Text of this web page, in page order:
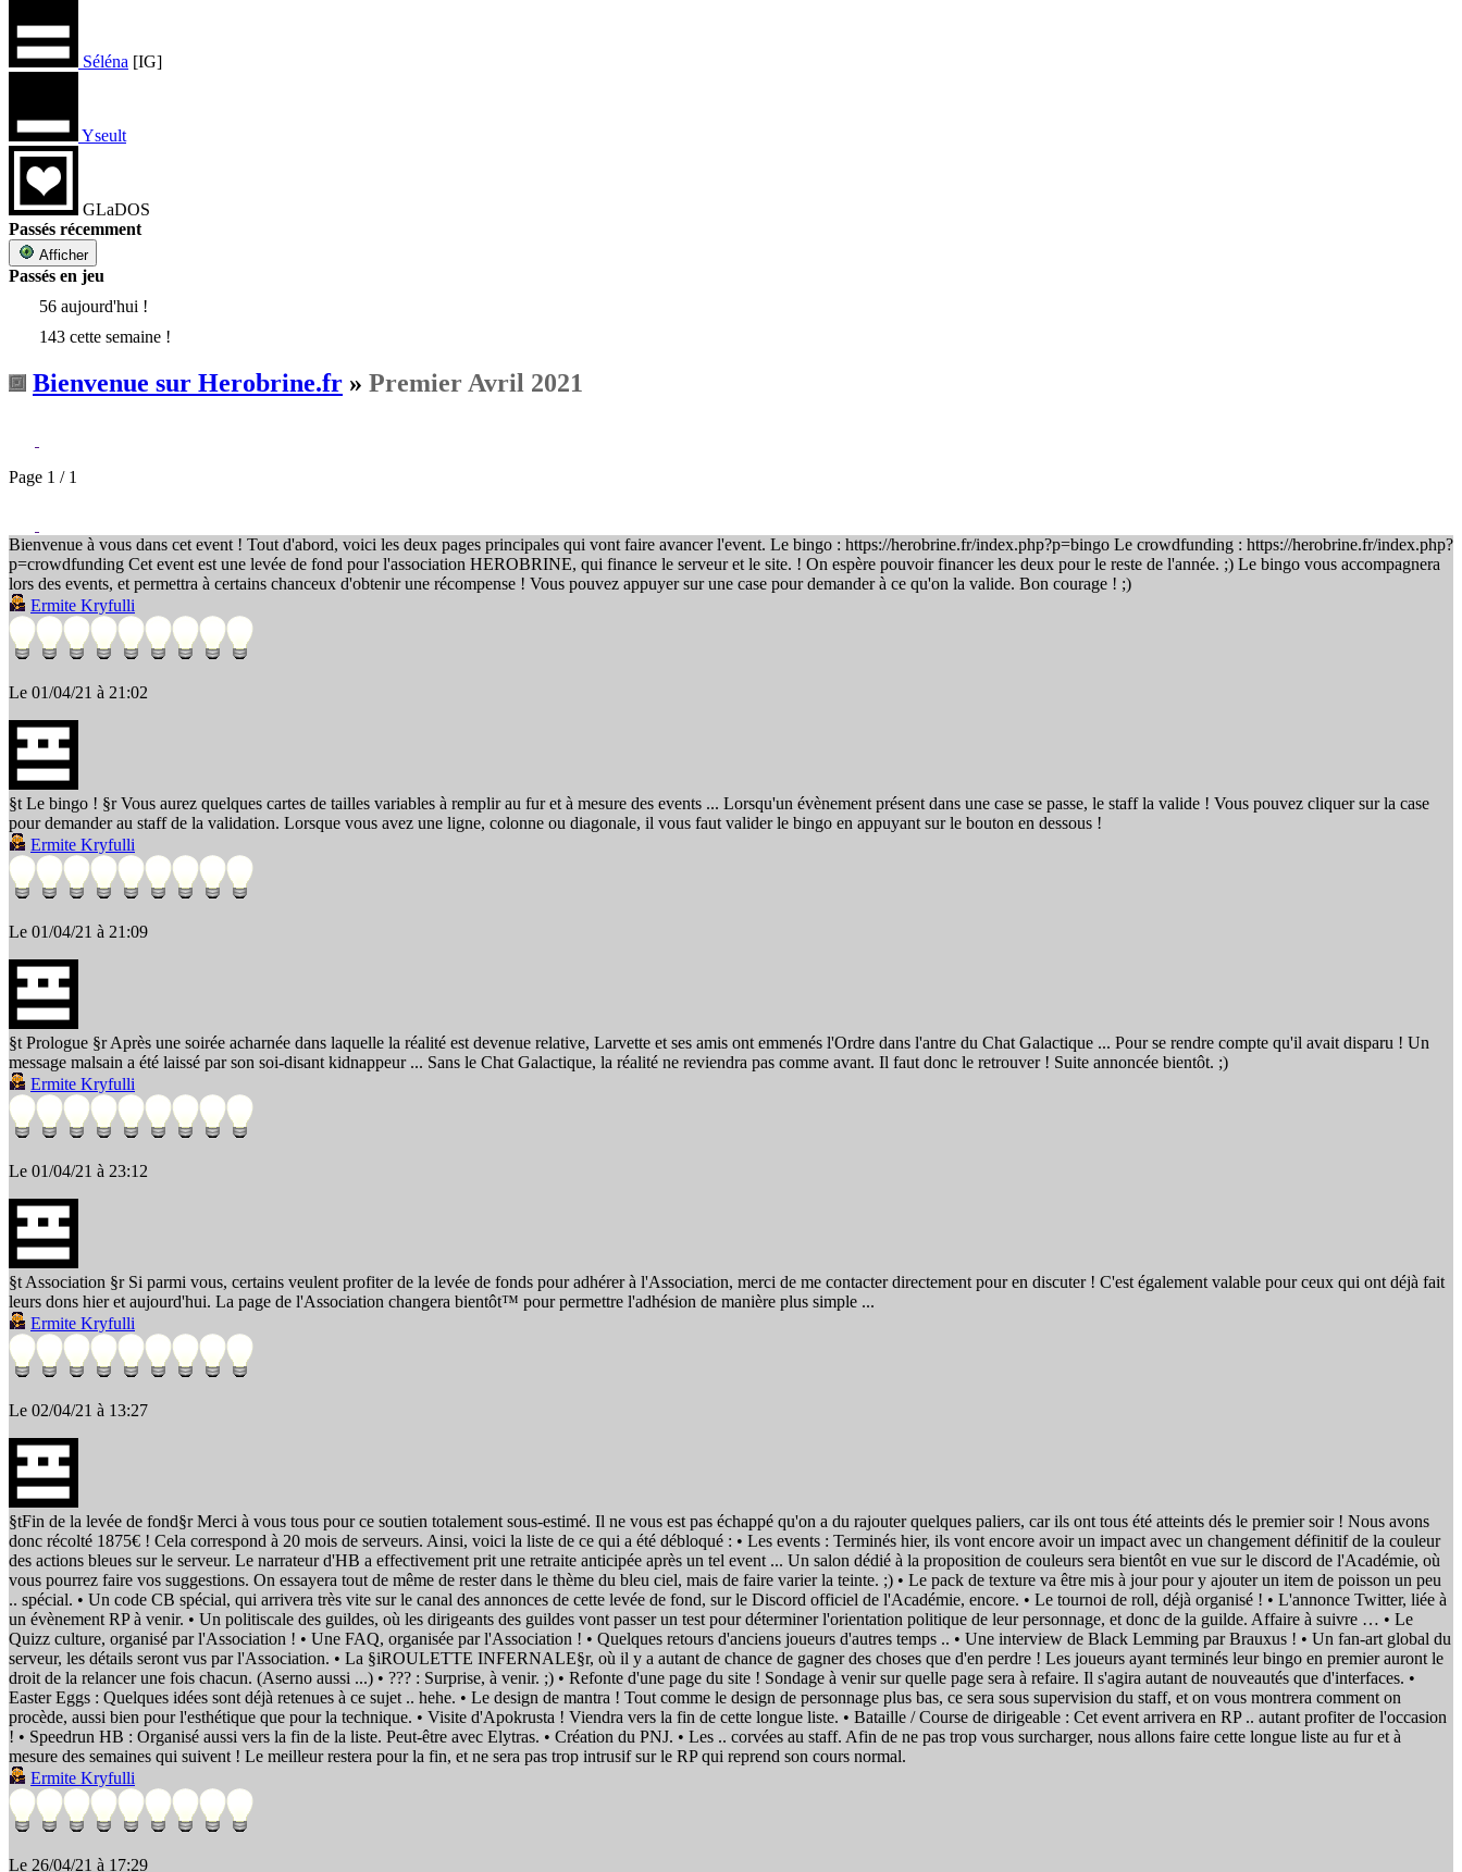
Séléna [IG]
Yseult
GLaDOS
Passés récemment
Afficher
Passés en jeu
56 aujourd'hui !
143 cette semaine !
Bienvenue sur Herobrine.fr » Premier Avril 2021
Page 1 / 1
Bienvenue à vous dans cet event ! Tout d'abord, voici les deux pages principales qui vont faire avancer l'event. Le bingo : https://herobrine.fr/index.php?p=bingo Le crowdfunding : https://herobrine.fr/index.php?
p=crowdfunding Cet event est une levée de fond pour l'association HEROBRINE, qui finance le serveur et le site. ! On espère pouvoir financer les deux pour le reste de l'année. ;) Le bingo vous accompagnera
lors des events, et permettra à certains chanceux d'obtenir une récompense ! Vous pouvez appuyer sur une case pour demander à ce qu'on la valide. Bon courage ! ;)
Ermite Kryfulli
Le 01/04/21 à 21:02
§t Le bingo ! §r Vous aurez quelques cartes de tailles variables à remplir au fur et à mesure des events ... Lorsqu'un évènement présent dans une case se passe, le staff la valide ! Vous pouvez cliquer sur la case
pour demander au staff de la validation. Lorsque vous avez une ligne, colonne ou diagonale, il vous faut valider le bingo en appuyant sur le bouton en dessous !
Ermite Kryfulli
Le 01/04/21 à 21:09
§t Prologue §r Après une soirée acharnée dans laquelle la réalité est devenue relative, Larvette et ses amis ont emmenés l'Ordre dans l'antre du Chat Galactique ... Pour se rendre compte qu'il avait disparu ! Un
message malsain a été laissé par son soi-disant kidnappeur ... Sans le Chat Galactique, la réalité ne reviendra pas comme avant. Il faut donc le retrouver ! Suite annoncée bientôt. ;)
Ermite Kryfulli
Le 01/04/21 à 23:12
§t Association §r Si parmi vous, certains veulent profiter de la levée de fonds pour adhérer à l'Association, merci de me contacter directement pour en discuter ! C'est également valable pour ceux qui ont déjà fait
leurs dons hier et aujourd'hui. La page de l'Association changera bientôt™ pour permettre l'adhésion de manière plus simple ...
Ermite Kryfulli
Le 02/04/21 à 13:27
§tFin de la levée de fond§r Merci à vous tous pour ce soutien totalement sous-estimé. Il ne vous est pas échappé qu'on a du rajouter quelques paliers, car ils ont tous été atteints dés le premier soir ! Nous avons
donc récolté 1875€ ! Cela correspond à 20 mois de serveurs. Ainsi, voici la liste de ce qui a été débloqué : • Les events : Terminés hier, ils vont encore avoir un impact avec un changement définitif de la couleur
des actions bleues sur le serveur. Le narrateur d'HB a effectivement prit une retraite anticipée après un tel event ... Un salon dédié à la proposition de couleurs sera bientôt en vue sur le discord de l'Académie, où
vous pourrez faire vos suggestions. On essayera tout de même de rester dans le thème du bleu ciel, mais de faire varier la teinte. ;) • Le pack de texture va être mis à jour pour y ajouter un item de poisson un peu
.. spécial. • Un code CB spécial, qui arrivera très vite sur le canal des annonces de cette levée de fond, sur le Discord officiel de l'Académie, encore. • Le tournoi de roll, déjà organisé ! • L'annonce Twitter, liée à
un évènement RP à venir. • Un politiscale des guildes, où les dirigeants des guildes vont passer un test pour déterminer l'orientation politique de leur personnage, et donc de la guilde. Affaire à suivre … • Le
Quizz culture, organisé par l'Association ! • Une FAQ, organisée par l'Association ! • Quelques retours d'anciens joueurs d'autres temps .. • Une interview de Black Lemming par Brauxus ! • Un fan-art global du
serveur, les détails seront vus par l'Association. • La §iROULETTE INFERNALE§r, où il y a autant de chance de gagner des choses que d'en perdre ! Les joueurs ayant terminés leur bingo en premier auront le
droit de la relancer une fois chacun. (Aserno aussi ...) • ??? : Surprise, à venir. ;) • Refonte d'une page du site ! Sondage à venir sur quelle page sera à refaire. Il s'agira autant de nouveautés que d'interfaces. •
Easter Eggs : Quelques idées sont déjà retenues à ce sujet .. hehe. • Le design de mantra ! Tout comme le design de personnage plus bas, ce sera sous supervision du staff, et on vous montrera comment on
procède, aussi bien pour l'esthétique que pour la technique. • Visite d'Apokrusta ! Viendra vers la fin de cette longue liste. • Bataille / Course de dirigeable : Cet event arrivera en RP .. autant profiter de l'occasion
! • Speedrun HB : Organisé aussi vers la fin de la liste. Peut-être avec Elytras. • Création du PNJ. • Les .. corvées au staff. Afin de ne pas trop vous surcharger, nous allons faire cette longue liste au fur et à
mesure des semaines qui suivent ! Le meilleur restera pour la fin, et ne sera pas trop intrusif sur le RP qui reprend son cours normal.
Ermite Kryfulli
Le 26/04/21 à 17:29